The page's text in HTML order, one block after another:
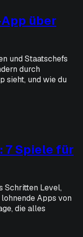
über
und Staatschefs
durch
sieht, und wie du
7 Spiele für
Schritten Level,
Apps von
die alles